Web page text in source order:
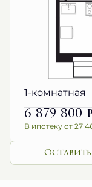
1-комнатная
6 879 800
В ипотеку от 27